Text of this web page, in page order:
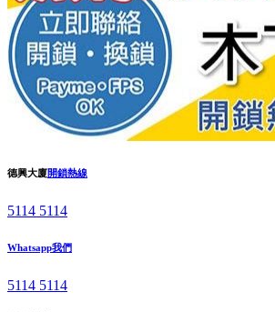
德興大廈開鎖熱線
5114 5114
Whatsapp我們
5114 5114